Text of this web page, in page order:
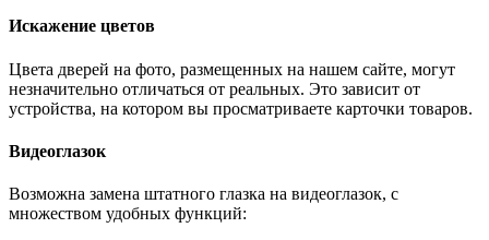
Искажение цветов
Цвета дверей на фото, размещенных на нашем сайте, могут
незначительно отличаться от реальных. Это зависит от
устройства, на котором вы просматриваете карточки товаров.
Видеоглазок
Возможна замена штатного глазка на видеоглазок, с
множеством удобных функций: